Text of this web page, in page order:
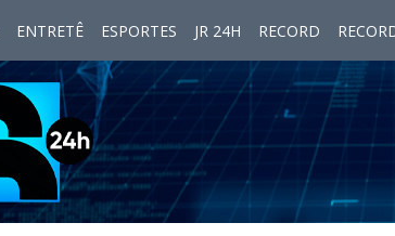
ENTRETÊ ESPORTES JR 24H RECORD